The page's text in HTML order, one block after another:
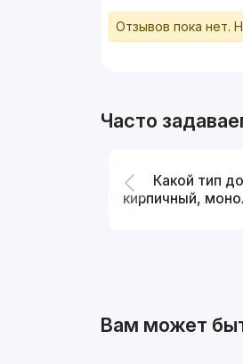
Отзывов пока нет.
Часто
Какой тип
кирпичный,
Вам может